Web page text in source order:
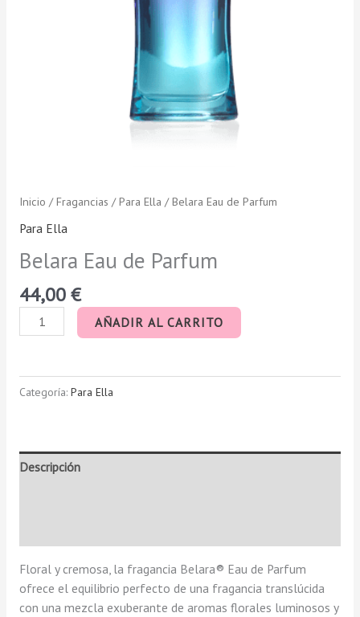
Inicio /Fragancias /Para Ella / Belara Eau de Parfum
Para Ella
Belara Eau de Parfum
44,00 €
AÑADIR AL CARRITO
Categoría: Para Ella
Descripción
Floral y cremosa, la fragancia Belara® Eau de Parfum
ofrece el equilibrio perfecto de una fragancia translúcida
con una mezcla exuberante de aromas florales luminosos y